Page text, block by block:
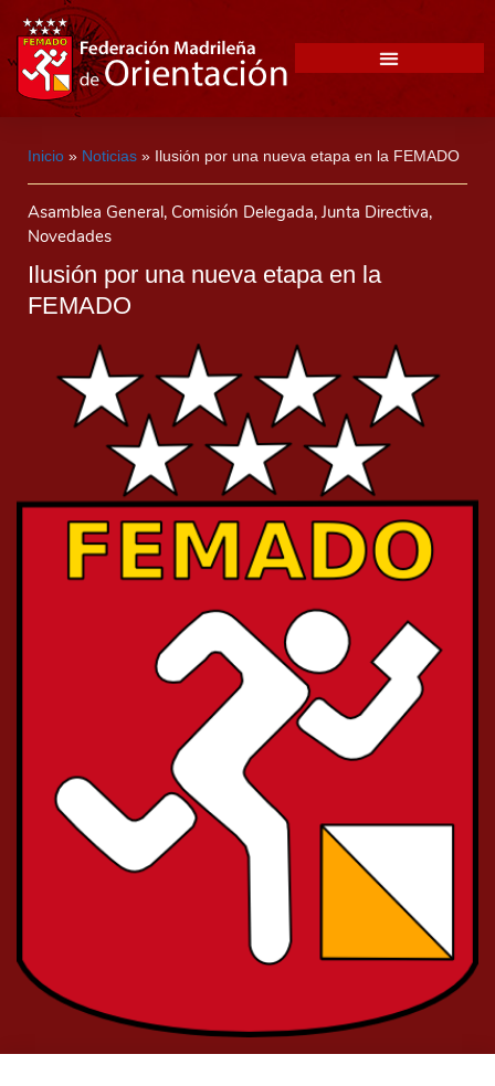
Inicio » Noticias » Ilusión por una nueva etapa en la FEMADO
Asamblea General, Comisión Delegada, Junta Directiva,
Novedades
Ilusión por una nueva etapa en la
FEMADO